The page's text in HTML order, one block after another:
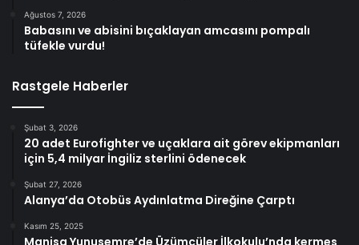
Ağustos 7, 2026
Babasını ve abisini bıçaklayan amcasını pompalı
tüfekle vurdu!
Rastgele Haberler
Şubat 3, 2026
20 adet Eurofighter ve uçaklara ait görev ekipmanları
için 5,4 milyar İngiliz sterlini ödenecek
Şubat 27, 2026
Alanya’da Otobüs Aydınlatma Direğine Çarptı
Kasım 25, 2025
Manisa Yunusemre’de Üzümcüler İlkokulu’nda kermes